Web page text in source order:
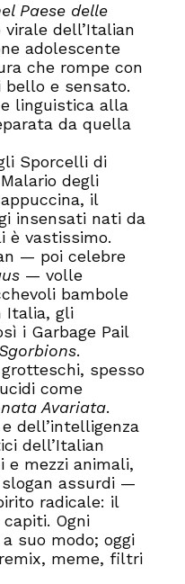
Paese delle
dell’Italian
adolescente
che rompe con
e sensato.
linguistica alla
da quella
Sporcelli di
degli
il
insensati nati da
è vastissimo.
— poi celebre
— volle
bambole
Italia, gli
i Garbage Pail
.
spesso
come
Avariata.
dell’intelligenza
dell’Italian
e mezzi animali,
assurdi —
radicale: il
Ogni
suo modo; oggi
meme, filtri